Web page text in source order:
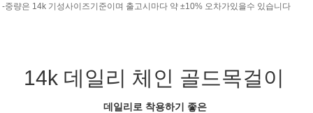
-중량은 14k 기성사이즈기준이며 출고시마다 약 ±10% 오차가있을수 있습니다
14k 데일리 체인 골드목걸이
데일리로 착용하기 좋은